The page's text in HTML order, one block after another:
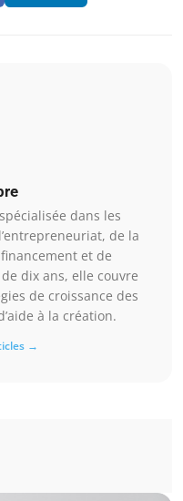
dans les
de la
et de
dix ans, elle couvre
de croissance des
à la création.
→